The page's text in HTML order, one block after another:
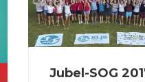
Jubel-SOG